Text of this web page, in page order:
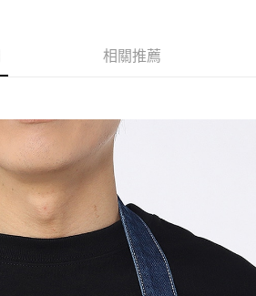
相關推薦